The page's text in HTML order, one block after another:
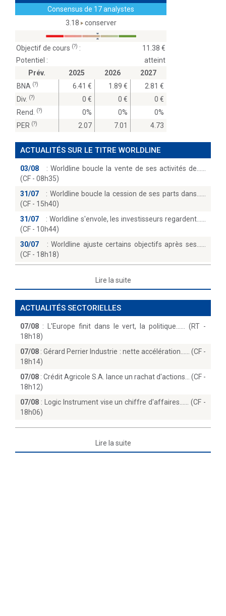
Consensus de 17 analystes
3.18
conserver
Objectif de cours (?) :
11.38
Potentiel :
atteint
Prév.
2025 2026
2027
BNA (?) 6.41 1.89
2.81
Div. (?) 0 0
0
Rend.
(?) 0% 0%
0%
PER (?) 2.07 7.01 4.73
ACTUALITÉS SUR LE TITRE WORLDLINE
03/08 :Worldline boucle la vente de ses activités de...
(CF - 08h35)
31/07
: Worldline boucle la cession de ses parts dans...
(CF - 15h40)
31/07
: Worldline s'envole, les investisseurs regardent...
(CF - 10h44)
30/07
:Worldline ajuste certains objectifs après ses...
(CF - 18h18)
Lire la suite
ACTUALITÉS SECTORIELLES
07/08 :
L'Europe finit dans le vert, la politique...… (RT -
18h18)
07/08 :Gérard Perrier Industrie : nette accélération...… (CF -
18h14)
07/08 : Crédit Agricole S.A. lance un rachat d'actions… (CF -
18h12)
07/08 :
Logic Instrument vise un chiffre d'affaires...… (CF -
18h06)
Lire la suite